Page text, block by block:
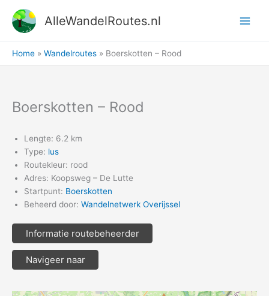
naar
AlleWandelRoutes.nl
Home Wandelroutes Boerskotten – Rood
Boerskotten – Rood
Lengte: 6.2 km
Type: lus
Routekleur: rood
Adres: Koopsweg – De Lutte
Startpunt: Boerskotten
Beheerd door: Wandelnetwerk Overijssel
Informatie routebeheerder
Navigeer naar